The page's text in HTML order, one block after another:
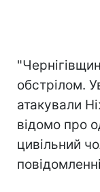
обстрілом.
атакували
відомо про
цивільний